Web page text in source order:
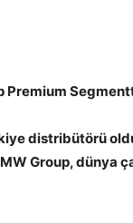
Premium
distribütörü
Group, dünya